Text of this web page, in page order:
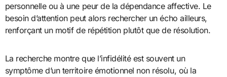
personnelle ou à une peur de la dépendance affective. Le
besoin d’attention peut alors rechercher un écho ailleurs,
renforçant un motif de répétition plutôt que de résolution.
La recherche montre que l’infidélité est souvent un
symptôme d’un territoire émotionnel non résolu, où la